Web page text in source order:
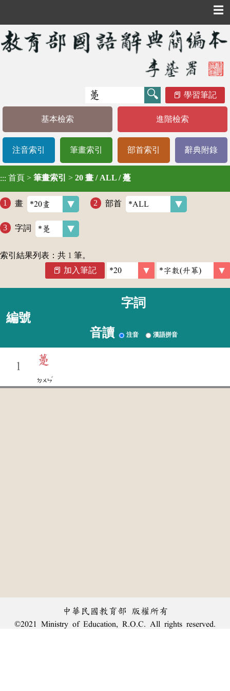
☰
學習筆記
基本檢索 進階檢索
注音索引 筆畫索引 部首索引 辭典附錄
::: 首頁 > 筆畫索引 > 20 畫 / ALL / 躉
畫 部首
字詞
索引結果列表：共 1 筆。
加入筆記
編號
字詞
音讀 注音 漢語拼音
1
躉
ㄉㄨㄣ
ˇ
中華民國教育部 版權所有
©2021 Ministry of Education, R.O.C. All rights reserved.